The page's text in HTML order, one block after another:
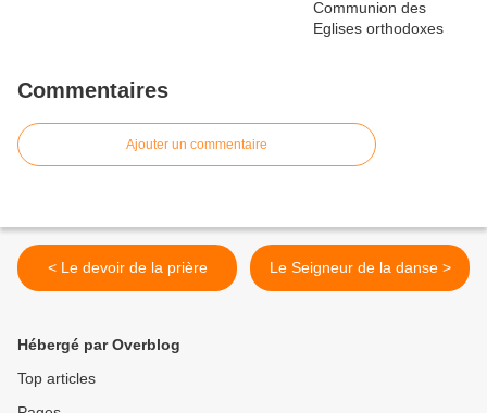
Commentaires
Ajouter un commentaire
< Le devoir de la prière Le Seigneur de la danse >
Hébergé par Overblog
Top articles